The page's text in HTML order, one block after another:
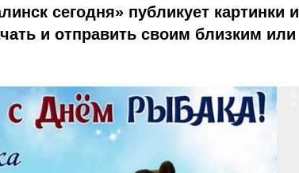
сегодня» публикует картинки и
и отправить своим близким или